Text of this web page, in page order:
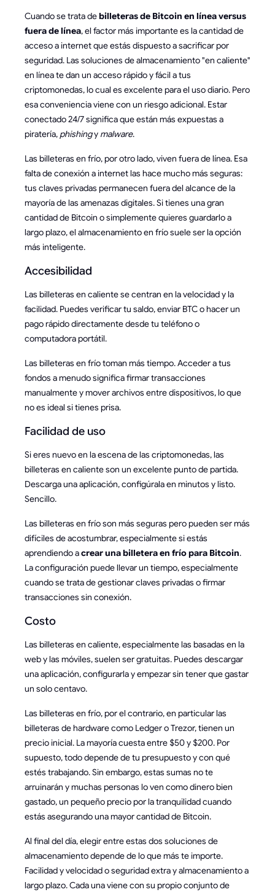
Cuando se trata debilleteras de Bitcoin en línea versus
fuera de línea, el factor más importante es la cantidad de
acceso a internet que estás dispuesto a sacrificar por
seguridad. Las soluciones de almacenamiento "en caliente"
en línea te dan un acceso rápido y fácil a tus
criptomonedas, lo cual es excelente para el uso diario. Pero
esa conveniencia viene con un riesgo adicional. Estar
conectado 24/7 significa que están más expuestas a
piratería, phishingy malware.
Las billeteras en frío, por otro lado, viven fuera de línea. Esa
falta de conexión a internet las hace mucho más seguras:
tus claves privadas permanecen fuera del alcance de la
mayoría de las amenazas digitales. Si tienes una gran
cantidad de Bitcoin o simplemente quieres guardarlo a
largo plazo, el almacenamiento en frío suele ser la opción
más inteligente.
Accesibilidad
Las billeteras en caliente se centran en la velocidad y la
facilidad. Puedes verificar tu saldo, enviar BTC o hacer un
pago rápido directamente desde tu teléfono o
computadora portátil.
Las billeteras en frío toman más tiempo. Acceder a tus
fondos a menudo significa firmar transacciones
manualmente y mover archivos entre dispositivos, lo que
no es ideal si tienes prisa.
Facilidad de uso
Si eres nuevo en la escena de las criptomonedas, las
billeteras en caliente son un excelente punto de partida.
Descarga una aplicación, configúrala en minutos y listo.
Sencillo.
Las billeteras en frío son más seguras pero pueden ser más
difíciles de acostumbrar, especialmente si estás
aprendiendo acrear una billetera en frío para Bitcoin.
La configuración puede llevar un tiempo, especialmente
cuando se trata de gestionar claves privadas o firmar
transacciones sin conexión.
Costo
Las billeteras en caliente, especialmente las basadas en la
web y las móviles, suelen ser gratuitas. Puedes descargar
una aplicación, configurarla y empezar sin tener que gastar
un solo centavo.
Las billeteras en frío, por el contrario, en particular las
billeteras de hardware como Ledger o Trezor, tienen un
precio inicial. La mayoría cuesta entre $50 y $200. Por
supuesto, todo depende de tu presupuesto y con qué
estés trabajando. Sin embargo, estas sumas no te
arruinarán y muchas personas lo ven como dinero bien
gastado, un pequeño precio por la tranquilidad cuando
estás asegurando una mayor cantidad de Bitcoin.
Al final del día, elegir entre estas dos soluciones de
almacenamiento depende de lo que más te importe.
Facilidad y velocidad o seguridad extra y almacenamiento a
largo plazo. Cada una viene con su propio conjunto de